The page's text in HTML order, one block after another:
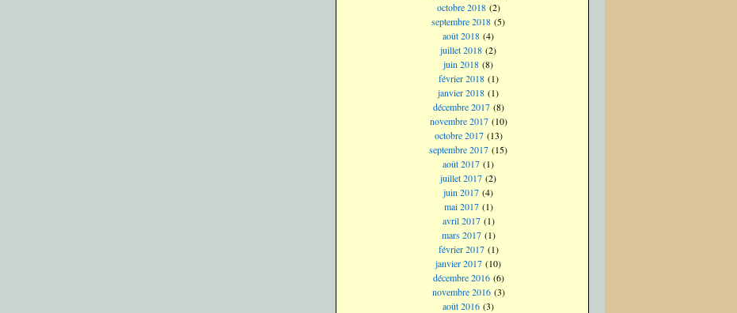
octobre 2018(2)
septembre 2018 (5)
août 2018 (4)
juillet 2018 (2)
juin 2018 (8)
février 2018(1)
janvier 2018 (1)
décembre 2017(8)
novembre 2017(10)
octobre 2017(13)
septembre 2017 (15)
août 2017 (1)
juillet 2017 (2)
juin 2017 (4)
mai 2017(1)
avril 2017(1)
mars 2017(1)
février 2017(1)
janvier 2017 (10)
décembre 2016(6)
novembre 2016(3)
août 2016 (3)